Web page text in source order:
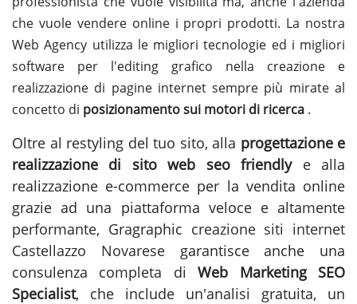
che vuole vendere online i propri prodotti. La nostra
Web Agency utilizza le migliori tecnologie ed i migliori
software per l'editing grafico nella creazione e
realizzazione di pagine internet sempre più mirate al
concetto di posizionamento sui motori di ricerca .
Oltre al restyling del tuo sito, alla progettazione e
realizzazione di sito web seo friendly e alla
realizzazione e-commerce per la vendita online
grazie ad una piattaforma veloce e altamente
performante, Gragraphic creazione siti internet
Castellazzo Novaresegarantisce anche una
consulenza completa diWeb Marketing SEO
Specialist, che include un'analisi gratuita, un